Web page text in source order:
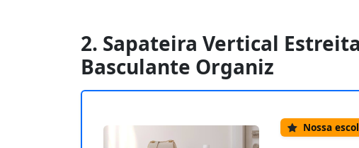
2. Sapateira Vertical
Basculante Organiz
Nossa